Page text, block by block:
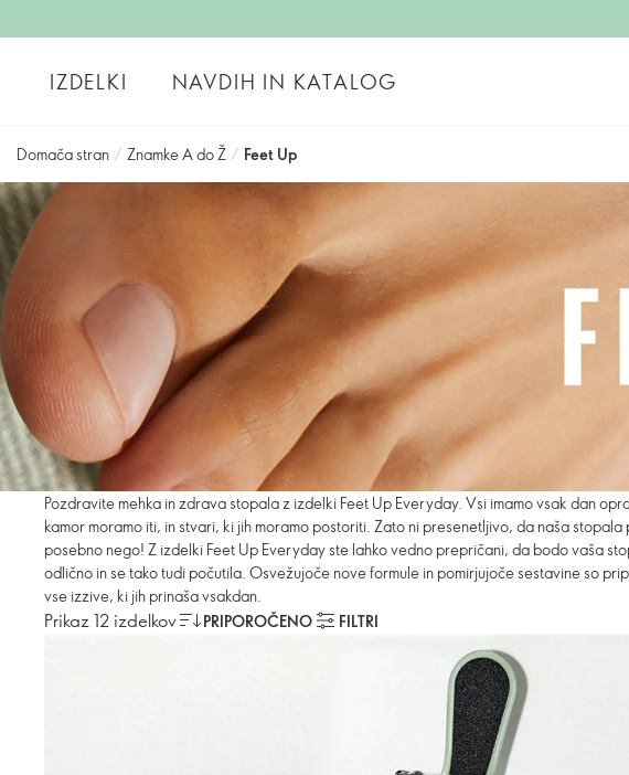
IZDELKI NAVDIH IN KATALOG
Domača stran / Znamke A do Ž / Feet Up
Pozdravite mehka in zdrava stopala z izdelki Feet Up Everyday. Vsi imamo vsak dan
kamor moramo iti, in stvari, ki jih moramo postoriti. Zato ni presenetljivo, da naša
posebno nego! Z izdelki Feet Up Everyday ste lahko vedno prepričani, da bodo vaša
odlično in se tako tudi počutila. Osvežujoče nove formule in pomirjujoče sestavine so
vse izzive, ki jih prinaša vsakdan.
Prikaz 12 izdelkov PRIPOROČENO FILTRI